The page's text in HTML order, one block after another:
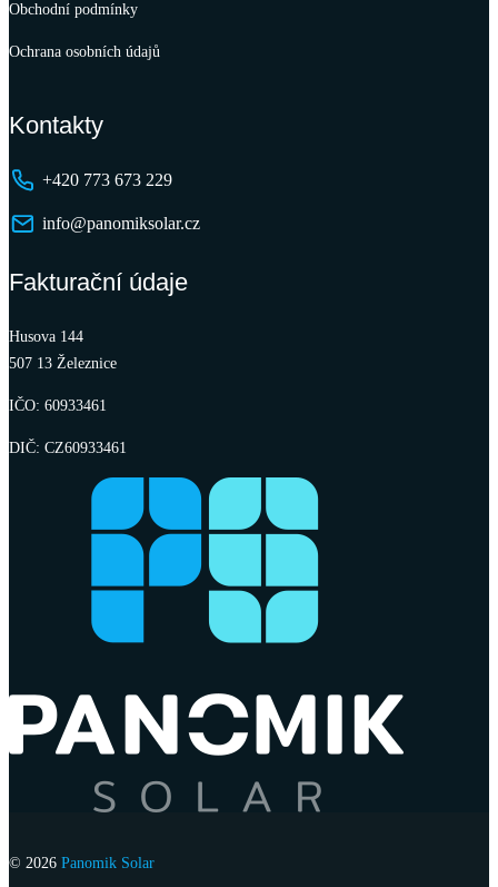
Obchodní podmínky
Ochrana osobních údajů
Kontakty
+420 773 673 229
info@panomiksolar.cz
Fakturační údaje
Husova 144
507 13 Železnice
IČO: 60933461
DIČ: CZ60933461
© 2026 Panomik Solar